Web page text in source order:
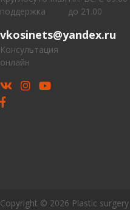
поддержка
vkosinets@yandex.ru
Консультация
онлайн
до 21.00
Copyright © 2026 Plastic